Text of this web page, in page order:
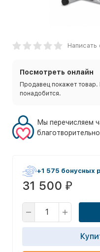
Написать
Посмотреть онлайн
Продавец покажет
понадобится.
Мы перечисляем
+1 575 бонусных
31 500 ₽